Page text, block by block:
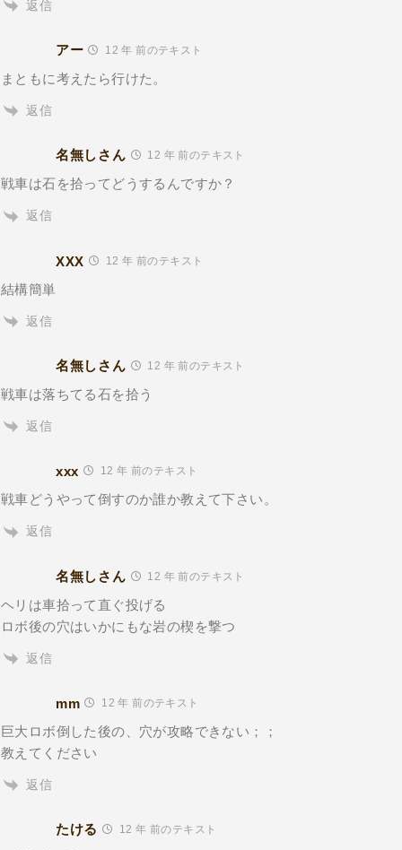
返信
アー 12 年 前のテキスト
まともに考えたら行けた。
返信
名無しさん 12 年 前のテキスト
戦車は石を拾ってどうするんですか？
返信
XXX 12 年 前のテキスト
結構簡単
返信
名無しさん 12 年 前のテキスト
戦車は落ちてる石を拾う
返信
xxx 12 年 前のテキスト
戦車どうやって倒すのか誰か教えて下さい。
返信
名無しさん 12 年 前のテキスト
ヘリは車拾って直ぐ投げる
ロボ後の穴はいかにもな岩の楔を撃つ
返信
mm 12 年 前のテキスト
巨大ロボ倒した後の、穴が攻略できない；；
教えてください
返信
たける 12 年 前のテキスト